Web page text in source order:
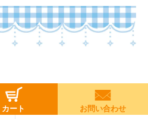
カート お問い合わせ